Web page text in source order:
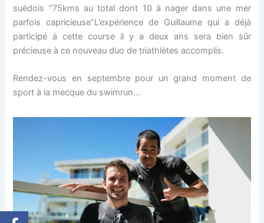
suédois “75kms au total dont 10 à nager dans une mer
parfois capricieuse”L’expérience de Guillaume qui a déjà
participé à cette course il y a deux ans sera bien sûr
précieuse à ce nouveau duo de triathlètes accomplis.
Rendez-vous en septembre pour un grand moment de
sport à la mecque du swimrun…